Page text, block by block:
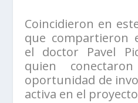
Coincidieron en
que compartieron
el doctor Pavel
quien
oportunidad de
activa en el